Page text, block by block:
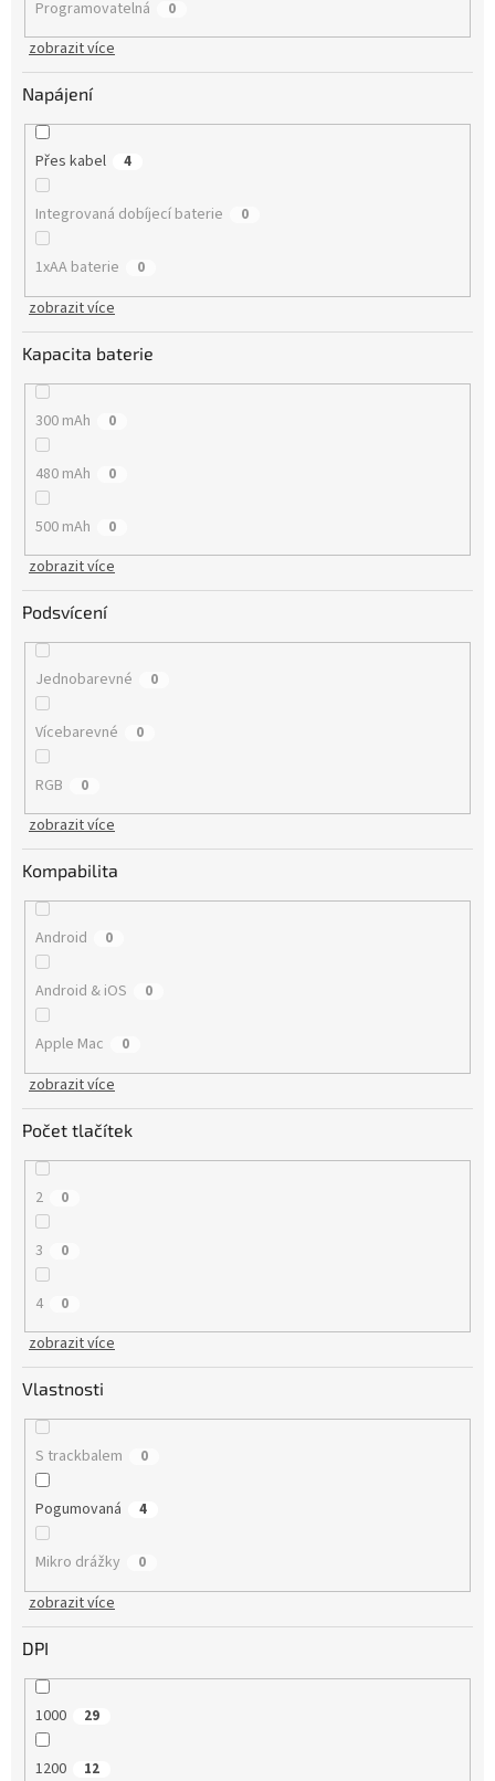
Programovatelná 0
zobrazit více
Napájení
Přes kabel 4
Integrovaná dobíjecí baterie 0
1xAA baterie 0
zobrazit více
Kapacita baterie
300 mAh 0
480 mAh 0
500 mAh 0
zobrazit více
Podsvícení
Jednobarevné 0
Vícebarevné 0
RGB 0
zobrazit více
Kompabilita
Android 0
Android & iOS 0
Apple Mac 0
zobrazit více
Počet tlačítek
2 0
3 0
4 0
zobrazit více
Vlastnosti
S trackbalem 0
Pogumovaná 4
Mikro drážky 0
zobrazit více
DPI
1000 29
1200 12